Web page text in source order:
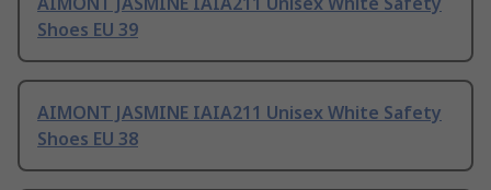
Shoes EU 39
AIMONT JASMINE IAIA211 Unisex White Safety
Shoes EU 38